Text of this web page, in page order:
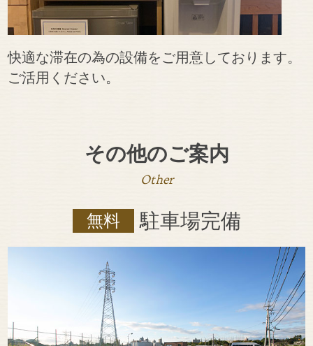
快適な滞在の為の設備をご用意しております。
ご活用ください。
その他のご案内
Other
無料 駐車場完備